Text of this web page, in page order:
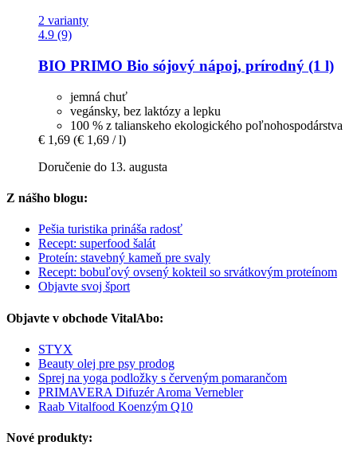
2 varianty
4.9 (9)
BIO PRIMO Bio sójový nápoj, prírodný (1 l)
jemná chuť
vegánsky, bez laktózy a lepku
100 % z talianskeho ekologického poľnohospodárstva
€ 1,69 (€ 1,69 / l)
Doručenie do 13. augusta
Z nášho blogu:
Pešia turistika prináša radosť
Recept: superfood šalát
Proteín: stavebný kameň pre svaly
Recept: bobuľový ovsený kokteil so srvátkovým proteínom
Objavte svoj šport
Objavte v obchode VitalAbo:
STYX
Beauty olej pre psy prodog
Sprej na yoga podložky s červeným pomarančom
PRIMAVERA Difuzér Aroma Vernebler
Raab Vitalfood Koenzým Q10
Nové produkty: